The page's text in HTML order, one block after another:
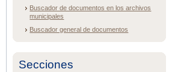
Buscador de documentos en los archivos
municipales
Buscador general de documentos
Secciones